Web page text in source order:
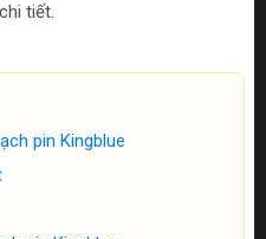
tiết.
pin Kingblue